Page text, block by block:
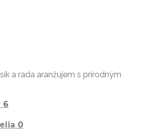
a rada aranžujem s prírodným
6
0